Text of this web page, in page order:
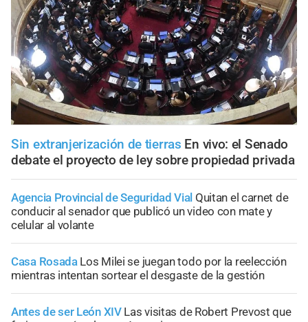
Sin extranjerización de tierras En vivo: el Senado
debate el proyecto de ley sobre propiedad privada
Agencia Provincial de Seguridad Vial Quitan el carnet de
conducir al senador que publicó un video con mate y
celular al volante
Casa Rosada Los Milei se juegan todo por la reelección
mientras intentan sortear el desgaste de la gestión
Antes de ser León XIV Las visitas de Robert Prevost que